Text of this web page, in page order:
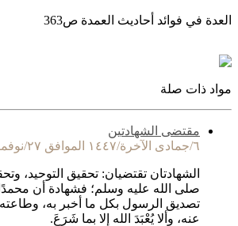
العدة في فوائد أحاديث العمدة ص363
مواد ذات صلة
مقتضى الشهادتين
٦/جمادى الآخرة/١٤٤٧ الموافق ٢٧/نوفمبر/٢٠٢٥
الشهادتان تقتضيان: تحقيق التوحيد،
صلى الله عليه وسلم؛ فشهادة أن
تصديق الرسول بكل ما أخبر به،
عنه، وألا يُعْبَدَ الله إلا بما شَرَعَ.